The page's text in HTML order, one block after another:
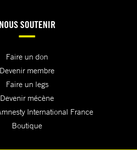
NOUS SOUTENIR
Faire un don
Devenir membre
Faire un legs
Devenir mécène
International France
Boutique